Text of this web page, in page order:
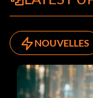
NOUVELLES